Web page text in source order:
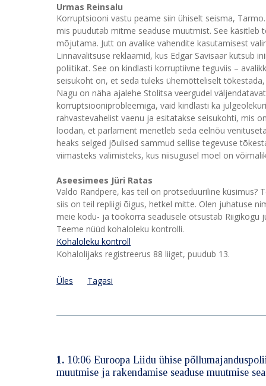
Urmas Reinsalu
Korruptsiooni vastu peame siin ühiselt seisma,
mis puudutab mitme seaduse muutmist. See
mõjutama. Jutt on avalike vahendite kasutamisest
Linnavalitsuse reklaamid, kus Edgar Savisaar kutsub
poliitikat. See on kindlasti korruptiivne teguviis –
seisukoht on, et seda tuleks ühemõtteliselt
Nagu on näha ajalehe Stolitsa veergudel
korruptsiooniprobleemiga, vaid kindlasti ka
rahvastevahelist vaenu ja esitatakse seisukohti, mis
loodan, et parlament menetleb seda eelnõu
heaks selged jõulised sammud sellise tegevuse
viimasteks valimisteks, kus niisugusel moel on
Aseesimees Jüri Ratas
Valdo Randpere, kas teil on protseduuriline küsimus?
siis on teil repliigi õigus, hetkel mitte. Olen juhatuse
meie kodu- ja töökorra seadusele otsustab Riigikogu
Teeme nüüd kohaloleku kontrolli.
Kohaloleku kontroll
Kohalolijaks registreerus 88 liiget, puudub 13.
Üles Tagasi
1. 10:06 Euroopa Liidu ühise
muutmise ja rakendamise seaduse muutmise